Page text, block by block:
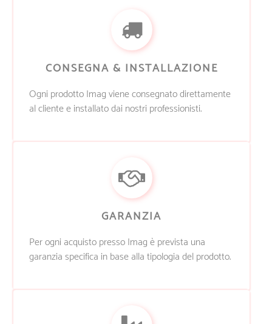
CONSEGNA & INSTALLAZIONE
Ogni prodotto Imag viene consegnato direttamente
al cliente e installato dai nostri professionisti.
GARANZIA
Per ogni acquisto presso Imag è prevista una
garanzia specifica in base alla tipologia del prodotto.